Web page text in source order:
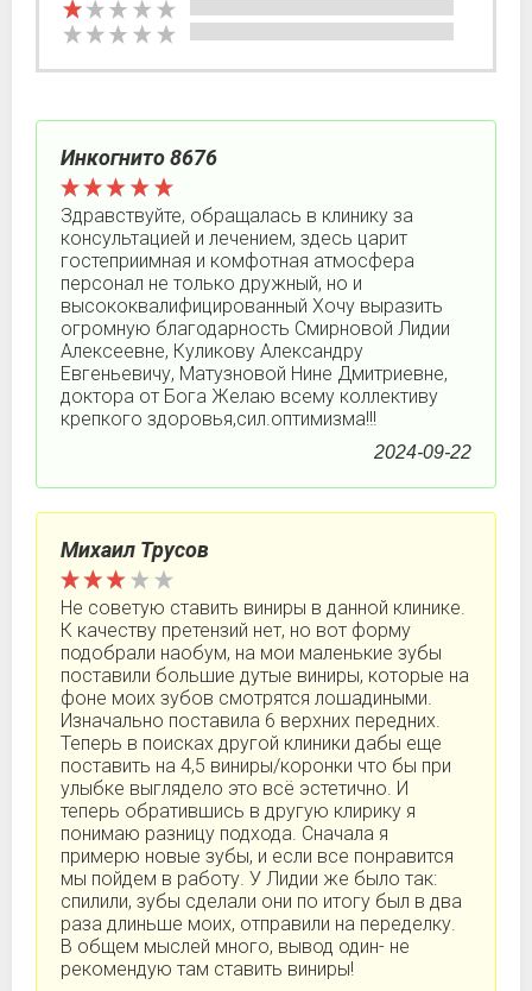
Инкогнито 8676
Здравствуйте, обращалась в клинику за
консультацией и лечением, здесь царит
гостеприимная и комфотная атмосфера
персонал не только дружный, но и
высококвалифицированный Хочу выразить
огромную благодарность Смирновой Лидии
Алексеевне, Куликову Александру
Евгеньевичу, Матузновой Нине Дмитриевне,
доктора от Бога Желаю всему коллективу
крепкого здоровья,сил.оптимизма!!!
2024-09-22
Михаил Трусов
Не советую ставить виниры в данной клинике.
К качеству претензий нет, но вот форму
подобрали наобум, на мои маленькие зубы
поставили большие дутые виниры, которые на
фоне моих зубов смотрятся лошадиными.
Изначально поставила 6 верхних передних.
Теперь в поисках другой клиники дабы еще
поставить на 4,5 виниры/коронки что бы при
улыбке выглядело это всё эстетично. И
теперь обратившись в другую клирику я
понимаю разницу подхода. Сначала я
примерю новые зубы, и если все понравится
мы пойдем в работу. У Лидии же было так:
спилили, зубы сделали они по итогу был в два
раза длиньше моих, отправили на переделку.
В общем мыслей много, вывод один- не
рекомендую там ставить виниры!